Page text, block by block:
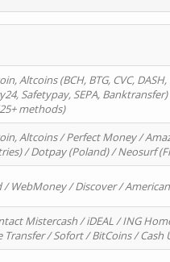
Altcoins (BCH, BTG, CVC, DASH,
Safetypay, SEPA,
methods)
Altcoins / Perfect Money /
/ Dotpay (Poland) / Neosurf
/ WebMoney / Discover /
Mistercash / iDEAL / ING
Transfer / Sofort / BitCoins /